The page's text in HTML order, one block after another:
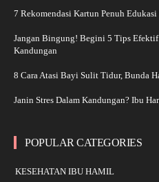
7 Rekomendasi Kartun Penuh
Jangan Bingung! Begini 5 Tips
Kandungan
8 Cara Atasi Bayi Sulit Tidur, Bunda
Janin Stres Dalam Kandungan? Ibu
POPULAR CATEGORIES
KESEHATAN IBU HAMIL